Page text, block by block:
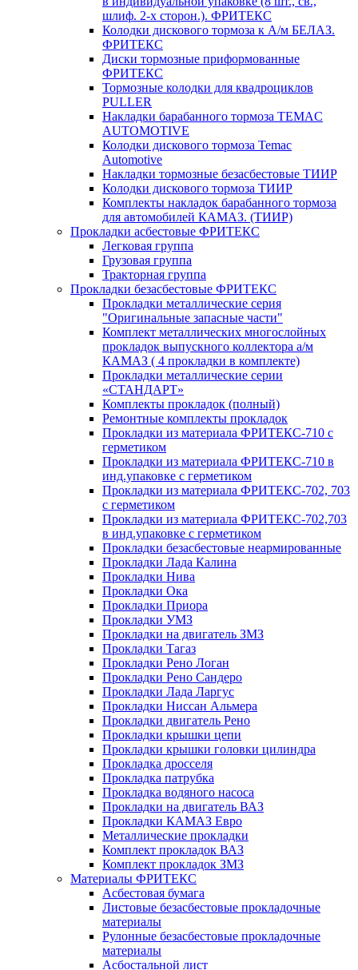
шлиф. 2-х сторон.). ФРИТЕКС
Колодки дискового тормоза к А/м БЕЛАЗ.
ФРИТЕКС
Диски тормозные приформованные
ФРИТЕКС
Тормозные колодки для квадроциклов
PULLER
Накладки барабанного тормоза TEMAC
AUTOMOTIVE
Колодки дискового тормоза Temac
Automotive
Накладки тормозные безасбестовые ТИИР
Колодки дискового тормоза ТИИР
Комплекты накладок барабанного тормоза
для автомобилей КАМАЗ. (ТИИР)
Прокладки асбестовые ФРИТЕКС
Легковая группа
Грузовая группа
Тракторная группа
Прокладки безасбестовые ФРИТЕКС
Прокладки металлические серия
"Оригинальные запасные части"
Комплект металлических многослойных
прокладок выпускного коллектора а/м
КАМАЗ ( 4 прокладки в комплекте)
Прокладки металлические серии
«СТАНДАРТ»
Комплекты прокладок (полный)
Ремонтные комплекты прокладок
Прокладки из материала ФРИТЕКС-710 с
герметиком
Прокладки из материала ФРИТЕКС-710 в
инд.упаковке с герметиком
Прокладки из материала ФРИТЕКС-702, 703
с герметиком
Прокладки из материала ФРИТЕКС-702,703
в инд.упаковке с герметиком
Прокладки безасбестовые неармированные
Прокладки Лада Калина
Прокладки Нива
Прокладки Ока
Прокладки Приора
Прокладки УМЗ
Прокладки на двигатель ЗМЗ
Прокладки Тагаз
Прокладки Рено Логан
Прокладки Рено Сандеро
Прокладки Лада Ларгус
Прокладки Ниссан Альмера
Прокладки двигатель Рено
Прокладки крышки цепи
Прокладки крышки головки цилиндра
Прокладка дросселя
Прокладка патрубка
Прокладка водяного насоса
Прокладки на двигатель ВАЗ
Прокладки КАМАЗ Евро
Металлические прокладки
Комплект прокладок ВАЗ
Комплект прокладок ЗМЗ
Материалы ФРИТЕКС
Асбестовая бумага
Листовые безасбестовые прокладочные
материалы
Рулонные безасбестовые прокладочные
материалы
Асбостальной лист